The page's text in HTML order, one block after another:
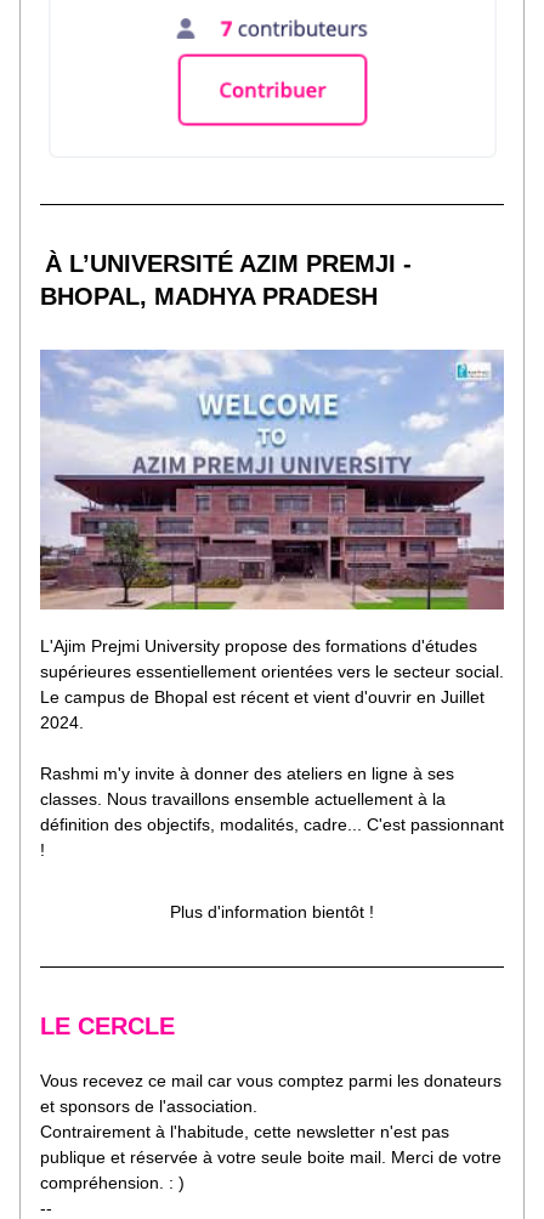
À L’UNIVERSITÉ AZIM PREMJI -
BHOPAL, MADHYA PRADESH
L'Ajim Prejmi University propose des formations d'études
supérieures essentiellement orientées vers le secteur social.
Le campus de Bhopal est récent et vient d'ouvrir en Juillet
2024.
Rashmi m'y invite à donner des ateliers en ligne à ses
classes. Nous travaillons ensemble actuellement à la
définition des objectifs, modalités, cadre... C'est passionnant
!
Plus d'information bientôt !
LE CERCLE
Vous recevez ce mail car vous comptez parmi les donateurs
et sponsors de l'association.
Contrairement à l'habitude, cette newsletter n'est pas
publique et réservée à votre seule boite mail. Merci de votre
compréhension. : )
--